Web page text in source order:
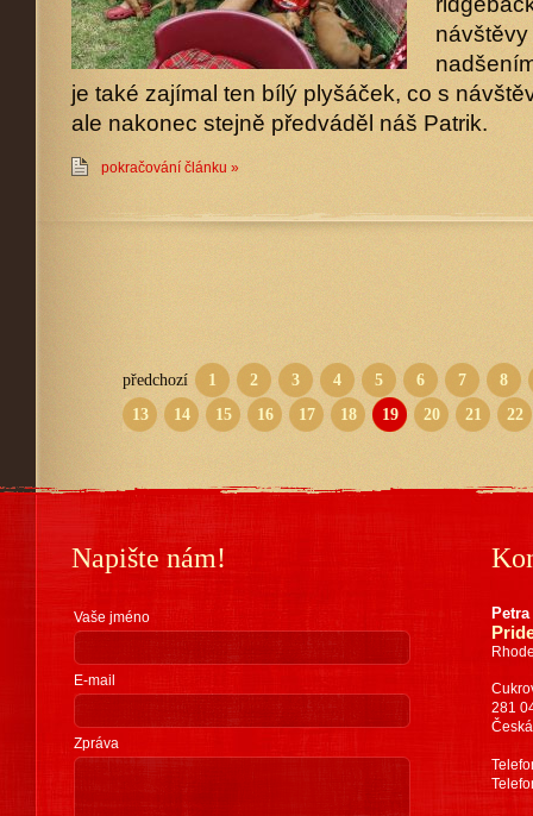
je také zajímal ten bílý plyšáček, co s
ale nakonec stejně předváděl náš Patrik.
pokračování článku »
předchozí 1 2 3 4 5 6 7
8
13
14 15 16 17 18 19 20 21 22
Napište nám!
Vaše jméno
E-mail
Zpráva
281